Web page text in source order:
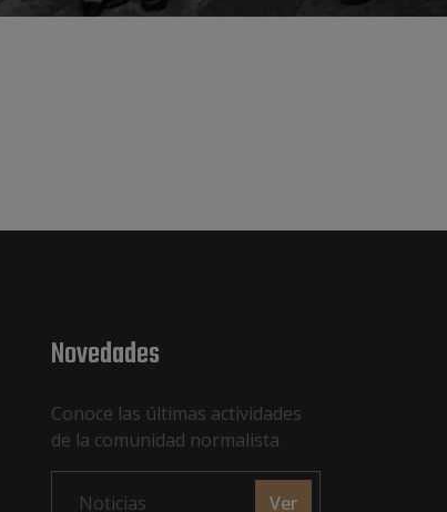
Novedades
Conoce las últimas actividades
de la comunidad normalista
Ver